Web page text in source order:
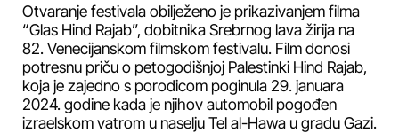
Otvaranje festivala obilježeno je prikazivanjem filma
“Glas Hind Rajab”, dobitnika Srebrnog lava žirija na
82. Venecijanskom filmskom festivalu. Film donosi
potresnu priču o petogodišnjoj Palestinki Hind Rajab,
koja je zajedno s porodicom poginula 29. januara
2024. godine kada je njihov automobil pogođen
izraelskom vatrom u naselju Tel al-Hawa u gradu Gazi.